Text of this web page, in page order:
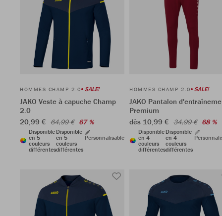
HOMMES CHAMP 2.0 SALE!
JAKO Veste à capuche Champ
2.0
20,99 € 64,99 € 67 %
Disponible
en 5
couleurs
différentes
Disponible
en 5
couleurs
différentes
Personnalisable
HOMMES CHAMP 2.0 SALE!
JAKO Pantalon
Premium
dès 10,99 € 34,99 € 68 %
Disponible
en 4
couleurs
différentes
Disponible
en 4
couleurs
différentes